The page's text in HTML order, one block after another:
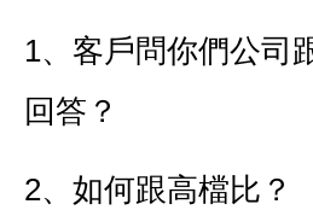
1、客戶問你們公司
回答？
2、如何跟高檔比？